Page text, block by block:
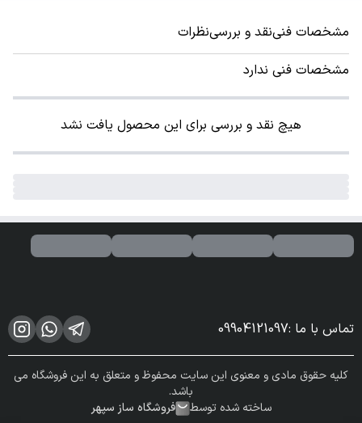
مشخصات فنینقد و بررسینظرات
مشخصات فنی ندارد
هیچ نقد و بررسی برای این محصول یافت نشد
تماس با ما :
09904121097
کلیه حقوق مادی و معنوی این سایت محفوظ و متعلق به این فروشگاه می
باشد.
ساخته شده توسط
فروشگاه ساز سپهر